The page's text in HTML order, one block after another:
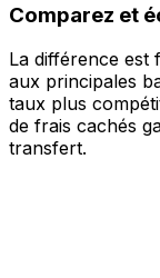
Comparez et
La différence est
aux principales
taux plus
de frais cachés
transfert.